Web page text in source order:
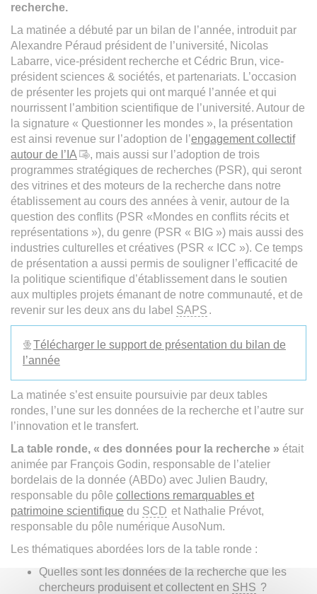
recherche.
La matinée a débuté par un bilan de l’année, introduit par
Alexandre Péraud président de l’université, Nicolas
Labarre, vice-président recherche et Cédric Brun, vice-
président sciences & sociétés, et partenariats. L’occasion
de présenter les projets qui ont marqué l’année et qui
nourrissent l’ambition scientifique de l’université. Autour de
la signature « Questionner les mondes », la présentation
est ainsi revenue sur l’adoption de l’engagement collectif
autour de l’IA
, mais aussi sur l’adoption de trois
programmes stratégiques de recherches (PSR), qui seront
des vitrines et des moteurs de la recherche dans notre
établissement au cours des années à venir, autour de la
question des conflits (PSR «Mondes en conflits récits et
représentations »), du genre (PSR « BIG ») mais aussi des
industries culturelles et créatives (PSR « ICC »). Ce temps
de présentation a aussi permis de souligner l’efficacité de
la politique scientifique d’établissement dans le soutien
aux multiples projets émanant de notre communauté, et de
revenir sur les deux ans du label SAPS .
Télécharger le support de présentation du bilan de
l’année
La matinée s’est ensuite poursuivie par deux tables
rondes, l’une sur les données de la recherche et l’autre sur
l’innovation et le transfert.
La table ronde, « des données pour la recherche » était
animée par François Godin, responsable de l’atelier
bordelais de la donnée (ABDo) avec Julien Baudry,
responsable du pôle collections remarquables et
patrimoine scientifique du SCD et Nathalie Prévot,
responsable du pôle numérique AusoNum.
Les thématiques abordées lors de la table ronde :
Quelles sont les données de la recherche que les
chercheurs produisent et collectent en SHS ?